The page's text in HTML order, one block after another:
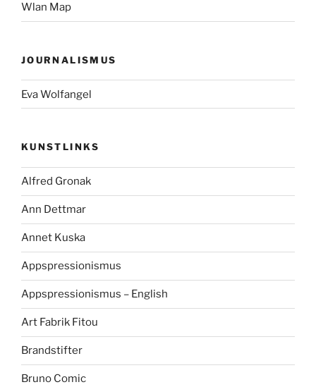
Wlan Map
JOURNALISMUS
Eva Wolfangel
KUNSTLINKS
Alfred Gronak
Ann Dettmar
Annet Kuska
Appspressionismus
Appspressionismus – English
Art Fabrik Fitou
Brandstifter
Bruno Comic